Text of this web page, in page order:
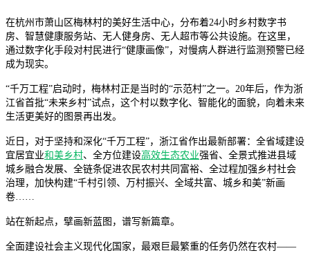
在杭州市萧山区梅林村的美好生活中心，分布着24小时乡村数字书
房、智慧健康服务站、无人健身房、无人超市等公共设施。在这里，
通过数字化手段对村民进行“健康画像”，对慢病人群进行监测预警已经
成为现实。
“千万工程”启动时，梅林村正是当时的“示范村”之一。20年后，作为浙
江省首批“未来乡村”试点，这个村以数字化、智能化的面貌，向着未来
生活更美好的图景再出发。
近日，对于坚持和深化“千万工程”，浙江省作出最新部署：全省域建设
宜居宜业和美乡村、全方位建设高效生态农业强省、全景式推进县域
城乡融合发展、全链条促进农民农村共同富裕、全过程加强乡村社会
治理，加快构建“千村引领、万村振兴、全域共富、城乡和美”新画
卷……
站在新起点，擘画新蓝图，谱写新篇章。
全面建设社会主义现代化国家，最艰巨最繁重的任务仍然在农村——